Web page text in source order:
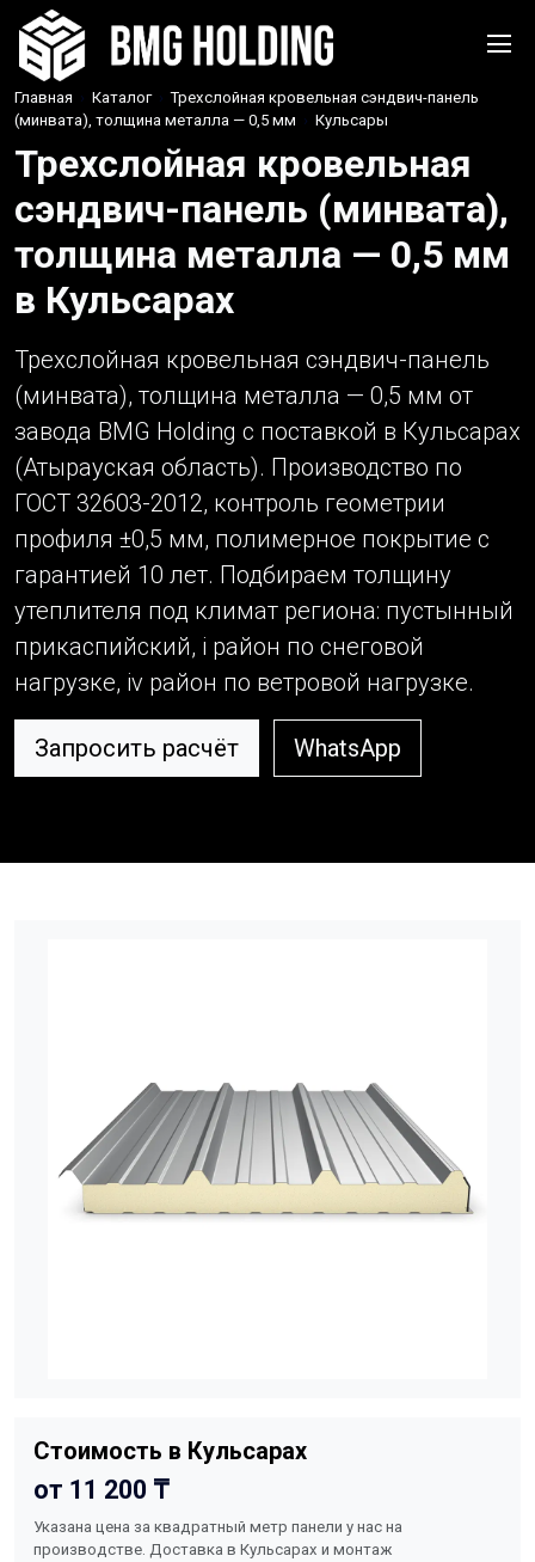
Главная › Каталог › Трехслойная кровельная сэндвич-панель
(минвата), толщина металла — 0,5 мм › Кульсары
Трехслойная кровельная
сэндвич-панель (минвата),
толщина металла — 0,5 мм
в Кульсарах
Трехслойная кровельная сэндвич-панель
(минвата), толщина металла — 0,5 мм от
завода BMG Holding с поставкой в Кульсарах
(Атырауская область). Производство по
ГОСТ 32603-2012, контроль геометрии
профиля ±0,5 мм, полимерное покрытие с
гарантией 10 лет. Подбираем толщину
утеплителя под климат региона: пустынный
прикаспийский, i район по снеговой
нагрузке, iv район по ветровой нагрузке.
Запросить расчёт WhatsApp
Стоимость в Кульсарах
от 11 200 ₸
Указана цена за квадратный метр панели у нас на
производстве. Доставка в Кульсарах и монтаж